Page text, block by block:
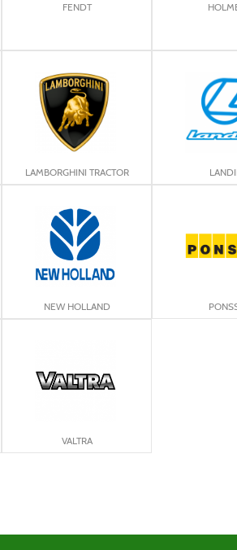
FENDT
LAMBORGHINI TRACTOR
NEW HOLLAND
VALTRA